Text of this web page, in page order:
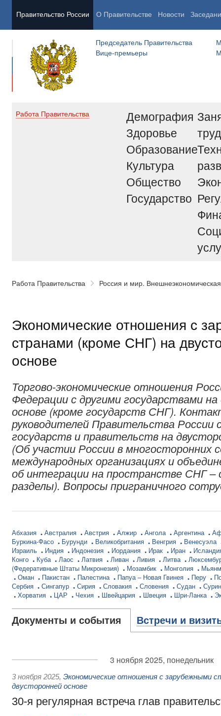
Правительство России О Правительстве Новости
Председатель Правительства
Вице-премьеры
Работа Правительства
Демография
Здоровье
Образование
Культура
Общество
Государство
труд
Работа Правительства Россия и мир.
Экономические отношения с
странами (кроме СНГ) на
основе
Торгово-экономические отношения
Федерации с другими государствами
основе (кроме государств СНГ).
руководителей Правительства России
государств и правительств на
(Об участии России в многосторонних
международных организациях и
об интеграции на пространстве СНГ –
разделы). Вопросы приграничного
Абхазия Австралия Австрия Алжир Ангола Аргентина
Буркина-Фасо
Бурунди Великобритания Венгрия
Венесуэла
Израиль
Индия Индонезия Иордания Ирак Иран
Конго
Куба Лаос Латвия Ливан Ливия Литва
(Федеративные Штаты Микронезия)
Мозамбик Монголия
Оман
Пакистан Палестина Папуа – Новая Гвинея Перу
Сербия
Сингапур Сирия Словакия Словения Судан
Хорватия
ЦАР Чехия Швейцария Швеция Шри-Ланка
Документы и события Встречи и
3 ноября 2025, понедельник
3 ноября 2025, Экономические отношения с зарубежными
двусторонней основе
30-я регулярная встреча глав